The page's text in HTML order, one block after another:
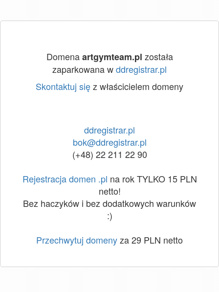
Domenaartgymteam.pl została
zaparkowana wddregistrar.pl
Skontaktuj sięz właścicielem domeny
ddregistrar.pl
bok@ddregistrar.pl
(+48) 22 211 22 90
Rejestracja domen .pl na rok TYLKO 15 PLN
netto!
Bez haczyków i bez dodatkowych warunków
:)
Przechwytuj domenyza 29 PLN netto